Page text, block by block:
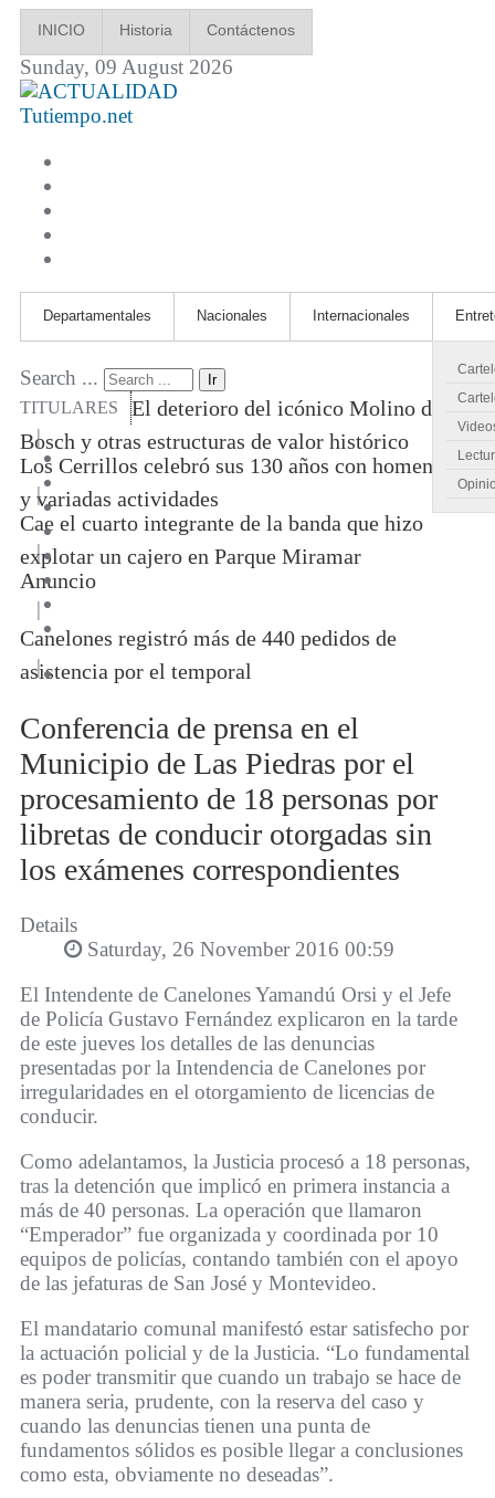
INICIO Historia Contáctenos
Sunday, 09 August 2026
Tutiempo.net
Departamentales Nacionales Internacionales
Search ... Ir
TITULARES
El deterioro del icónico Molino de
Bosch y otras estructuras de valor histórico
|
Los Cerrillos celebró sus 130 años con homenajes
y variadas actividades
|
Cae el cuarto integrante de la banda que hizo
explotar un cajero en Parque Miramar
|
Anuncio
|
Canelones registró más de 440 pedidos de
asistencia por el temporal
|
Conferencia de prensa en el
Municipio de Las Piedras por el
procesamiento de 18 personas por
libretas de conducir otorgadas sin
los exámenes correspondientes
Details
Saturday, 26 November 2016 00:59
El Intendente de Canelones Yamandú Orsi y el Jefe
de Policía Gustavo Fernández explicaron en la tarde
de este jueves los detalles de las denuncias
presentadas por la Intendencia de Canelones por
irregularidades en el otorgamiento de licencias de
conducir.
Como adelantamos, la Justicia procesó a 18 personas,
tras la detención que implicó en primera instancia a
más de 40 personas. La operación que llamaron
“Emperador” fue organizada y coordinada por 10
equipos de policías, contando también con el apoyo
de las jefaturas de San José y Montevideo.
El mandatario comunal manifestó estar satisfecho por
la actuación policial y de la Justicia. “Lo fundamental
es poder transmitir que cuando un trabajo se hace de
manera seria, prudente, con la reserva del caso y
cuando las denuncias tienen una punta de
fundamentos sólidos es posible llegar a conclusiones
como esta, obviamente no deseadas”.